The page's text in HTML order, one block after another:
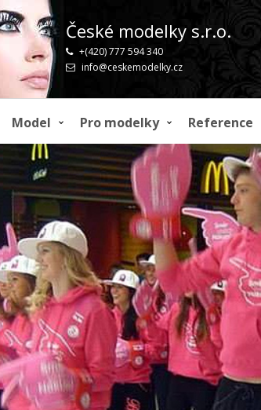
České modelky s.r.o.
+(420) 777 594 340
info@ceskemodelky.cz
Model Pro modelky Reference